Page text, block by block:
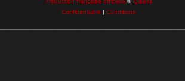
Confidentialité | Conditions